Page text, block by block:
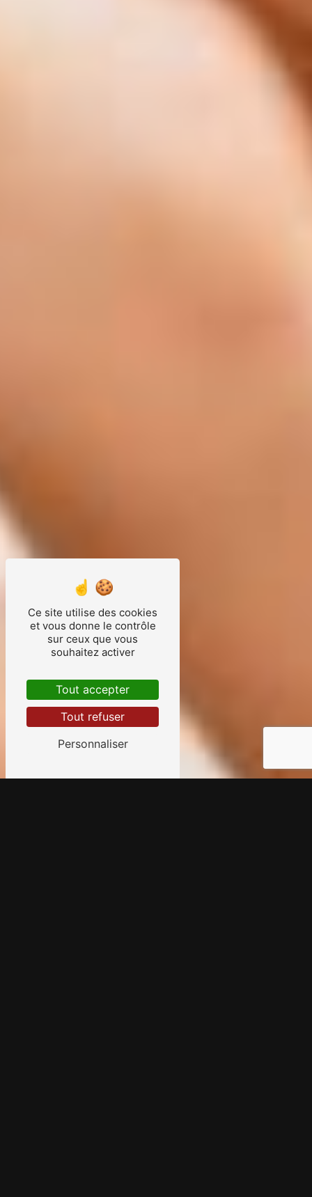
Ce site utilise des cookies
et vous donne le contrôle
sur ceux que vous
souhaitez activer
Tout accepter
Tout refuser
Personnaliser